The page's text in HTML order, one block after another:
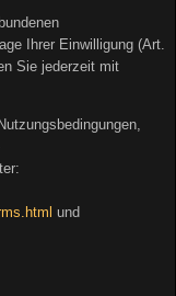
Ihrer Einwilligung (Art.
Sie jederzeit mit
und